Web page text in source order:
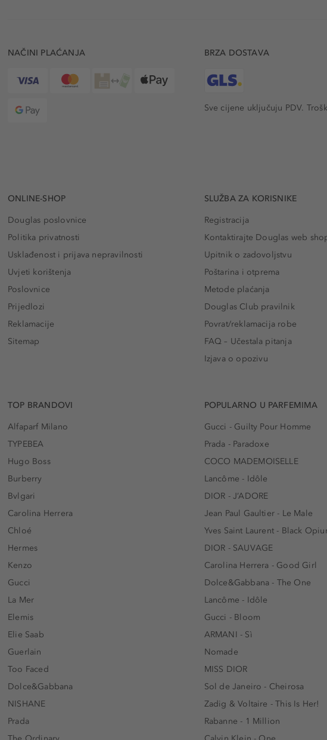
NAČINI PLAĆANJA BRZA DOSTAVA
Sve cijene uključuju PDV.
ONLINE-SHOP
Douglas poslovnice
Politika privatnosti
Usklađenost i prijava nepravilnosti
Uvjeti korištenja
Poslovnice
Prijedlozi
Reklamacije
Sitemap
SLUŽBA ZA KORISNIKE
Registracija
Kontaktirajte Douglas web
Upitnik o zadovoljstvu
Poštarina i otprema
Metode plaćanja
Douglas Club pravilnik
Povrat/reklamacija robe
FAQ – Učestala pitanja
Izjava o opozivu
TOP BRANDOVI
Alfaparf Milano
TYPEBEA
Hugo Boss
Burberry
Bvlgari
Carolina Herrera
Chloé
Hermes
Kenzo
Gucci
La Mer
Elemis
Elie Saab
Guerlain
Too Faced
Dolce&Gabbana
NISHANE
Prada
POPULARNO U PARFEMIMA
Gucci - Guilty Pour Homme
Prada - Paradoxe
COCO MADEMOISELLE
Lancôme - Idôle
DIOR - J’ADORE
Jean Paul Gaultier - Le Male
Yves Saint Laurent - Black
DIOR - SAUVAGE
Carolina Herrera - Good Girl
Dolce&Gabbana - The One
Lancôme - Idôle
Gucci - Bloom
ARMANI - Sì
Nomade
MISS DIOR
Sol de Janeiro - Cheirosa
Zadig & Voltaire - This Is Her!
Rabanne - 1 Million